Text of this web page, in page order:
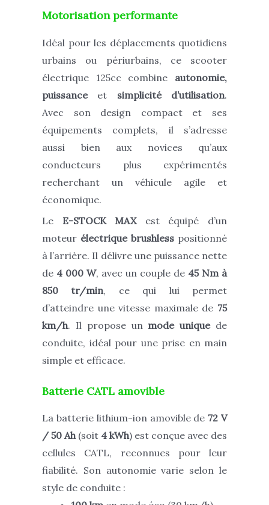
Motorisation performante
Idéal pour les déplacements quotidiens
urbains ou périurbains, ce scooter
électrique 125cc combine autonomie,
puissance et simplicité d’utilisation.
Avec son design compact et ses
équipements complets, il s’adresse
aussi bien aux novices qu’aux
conducteurs plus expérimentés
recherchant un véhicule agile et
économique.
Le E-STOCK MAX est équipé d’un
moteur électrique brushless positionné
à l’arrière. Il délivre une puissance nette
de 4 000 W, avec un couple de 45 Nm à
850 tr/min, ce qui lui permet
d’atteindre une vitesse maximale de 75
km/h. Il propose un mode uniquede
conduite, idéal pour une prise en main
simple et efficace.
Batterie CATL amovible
La batterie lithium-ion amovible de 72 V
/ 50 Ah(soit 4 kWh) est conçue avec des
cellules CATL, reconnues pour leur
fiabilité. Son autonomie varie selon le
style de conduite :